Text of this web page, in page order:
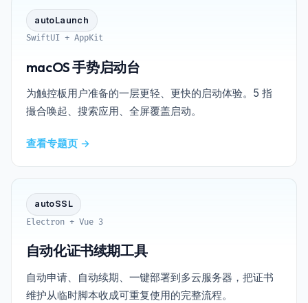
autoLaunch
SwiftUI + AppKit
macOS 手势启动台
为触控板用户准备的一层更轻、更快的启动体验。5 指
撮合唤起、搜索应用、全屏覆盖启动。
查看专题页 →
autoSSL
Electron + Vue 3
自动化证书续期工具
自动申请、自动续期、一键部署到多云服务器，把证书
维护从临时脚本收成可重复使用的完整流程。